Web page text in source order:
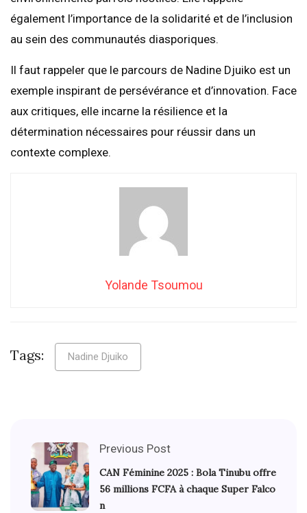
également l’importance de la solidarité et de l’inclusion
au sein des communautés diasporiques.
Il faut rappeler que le parcours de Nadine Djuiko est un
exemple inspirant de persévérance et d’innovation. Face
aux critiques, elle incarne la résilience et la
détermination nécessaires pour réussir dans un
contexte complexe.
Yolande Tsoumou
Tags: Nadine Djuiko
Previous Post
CAN Féminine 2025 : Bola Tinubu offre
56 millions FCFA à chaque Super Falco
n